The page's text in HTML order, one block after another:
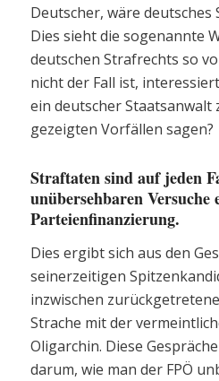
Deutscher, wäre
Dies sieht die sogenannte
deutschen Strafrechts so
nicht der Fall ist,
ein deutscher Staatsanwalt
gezeigten Vorfällen sagen?
Straftaten sind auf jeden
unübersehbaren Versuche
Parteienfinanzierung.
Dies ergibt sich aus den
seinerzeitigen
inzwischen
Strache mit der
Oligarchin. Diese
darum, wie man der FPÖ